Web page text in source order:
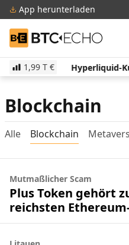
App herunterladen
BTC-ECHO
1,99 T €
523,02 € 2.70% Hyperliquid-
Blockchain
Alle Blockchain
Mutmaßlicher Scam
Plus Token gehört
reichsten